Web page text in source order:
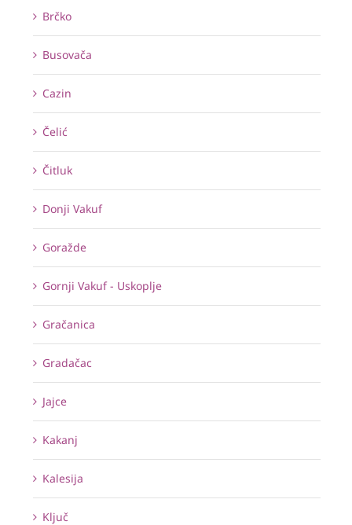
Brčko
Busovača
Cazin
Čelić
Čitluk
Donji Vakuf
Goražde
Gornji Vakuf - Uskoplje
Gračanica
Gradačac
Jajce
Kakanj
Kalesija
Ključ